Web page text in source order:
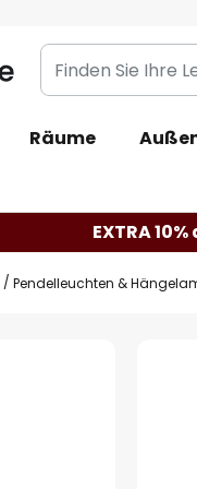
Finden
Sie
Leuchte...
Räume
EXTRA
Pendelleuchten &